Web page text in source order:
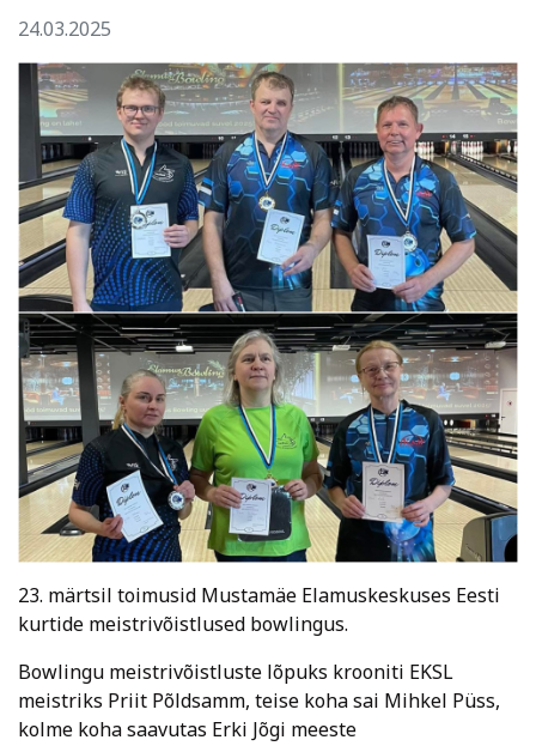
24.03.2025
23. märtsil toimusid Mustamäe Elamuskeskuses Eesti
kurtide meistrivõistlused bowlingus.
Bowlingu meistrivõistluste lõpuks krooniti EKSL
meistriks Priit Põldsamm, teise koha sai Mihkel Püss,
kolme koha saavutas Erki Jõgi meeste